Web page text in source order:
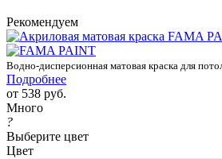
Рекомендуем
Водно-дисперсионная матовая краска для
Подробнее
от 538 руб.
Много
?
Выберите цвет
Цвет